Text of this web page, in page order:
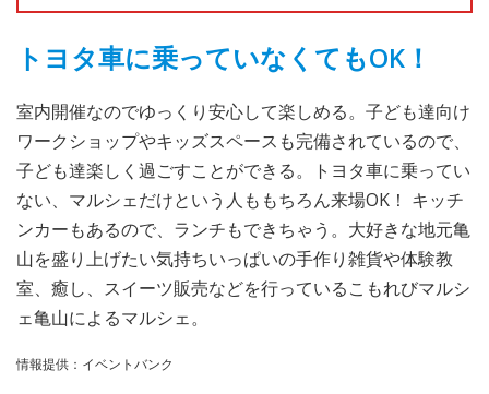
トヨタ車に乗っていなくてもOK！
室内開催なのでゆっくり安心して楽しめる。子ども達向け
ワークショップやキッズスペースも完備されているので、
子ども達楽しく過ごすことができる。トヨタ車に乗ってい
ない、マルシェだけという人ももちろん来場OK！ キッチ
ンカーもあるので、ランチもできちゃう。大好きな地元亀
山を盛り上げたい気持ちいっぱいの手作り雑貨や体験教
室、癒し、スイーツ販売などを行っているこもれびマルシ
ェ亀山によるマルシェ。
情報提供：イベントバンク